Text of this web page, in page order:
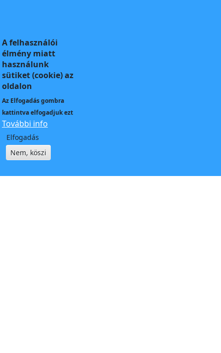
A felhasználói
élmény miatt
használunk
sütiket (cookie) az
oldalon
Az Elfogadásgombra
kattintva elfogadjuk ezt
További info
Elfogadás
Nem, köszi